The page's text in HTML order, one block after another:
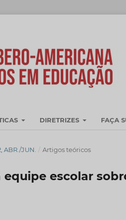
DIRETRIZES FAÇA
ABR./JUN. / Artigos teóricos
escolar